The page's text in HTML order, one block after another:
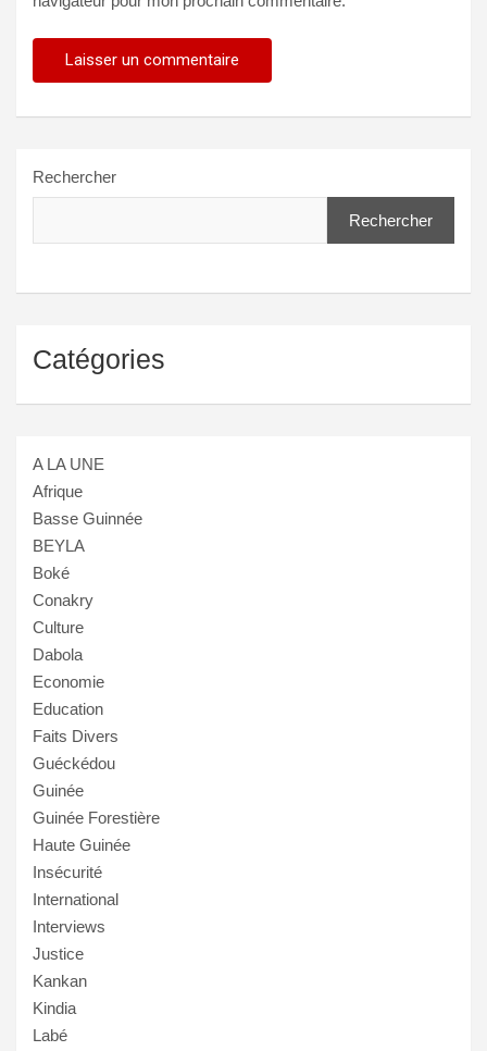
Rechercher
Rechercher
Catégories
A LA UNE
Afrique
Basse Guinnée
BEYLA
Boké
Conakry
Culture
Dabola
Economie
Education
Faits Divers
Guéckédou
Guinée
Guinée Forestière
Haute Guinée
Insécurité
International
Interviews
Justice
Kankan
Kindia
Labé